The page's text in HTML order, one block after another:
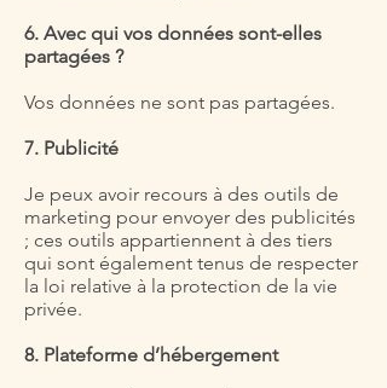
6. Avec qui vos données sont-elles
partagées ?
Vos données ne sont pas partagées.
7. Publicité
Je peux avoir recours à des outils de
marketing pour envoyer des publicités
; ces outils appartiennent à des tiers
qui sont également tenus de respecter
la loi relative à la protection de la vie
privée.
8. Plateforme d’hébergement